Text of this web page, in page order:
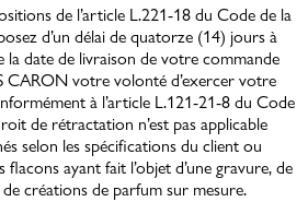
de l’article L.221-18 du Code de la
d’un délai de quatorze (14) jours à
la date de livraison de votre commande
CARON votre volonté d’exercer votre
à l’article L.121-21-8 du Code
de rétractation n’est pas applicable
selon les spécifications du client ou
flacons ayant fait l’objet d’une gravure, de
créations de parfum sur mesure.